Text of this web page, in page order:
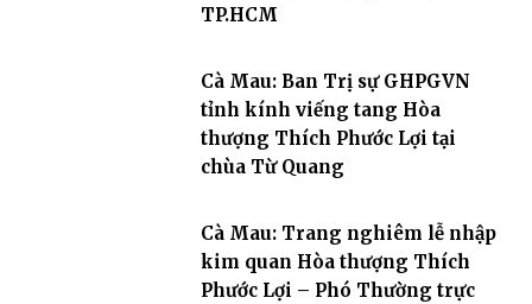
TP.HCM
Cà Mau: Ban Trị sự GHPGVN
tỉnh kính viếng tang Hòa
thượng Thích Phước Lợi tại
chùa Từ Quang
Cà Mau: Trang nghiêm lễ nhập
kim quan Hòa thượng Thích
Phước Lợi – Phó Thường trực